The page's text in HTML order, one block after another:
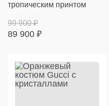
тропическим принтом
89 900 ₽
99 900₽